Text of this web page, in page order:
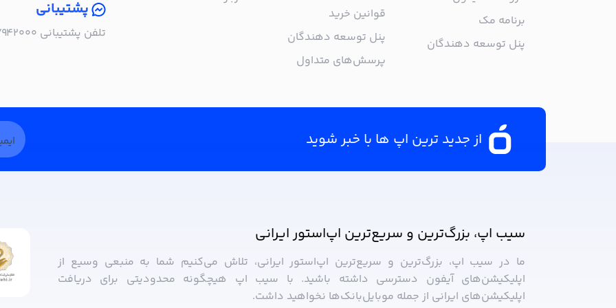
برنامه مک
پنل توسعه دهندگان
قوانین خرید
پنل توسعه دهندگان
پرسش‌های متداول
پشتیبانی
تلفن پشتیبانی ۰۲۱۵۷۹۴۲۰۰۰ | شنبه تا چهارشنبه، ساعت ۹:۰۰ تا ۱۷:۰۰
از جدید ترین اپ ها با خبر شوید
سیب ‌اپ، بزرگ‌ترین و سریع‌ترین اپ‌استور ایرانی
ما در سیب ‌اپ، بزرگ‌ترین و سریع‌ترین اپ‌استور ایرانی، تلاش می‌کنیم شما به منبعی وسیع از
اپلیکیشن‌های آیفون دسترسی داشته باشید. با سیب ‌اپ هیچگونه محدودیتی برای دریافت
اپلیکیشن‌های ایرانی از جمله موبایل‌بانک‌ها نخواهید داشت.